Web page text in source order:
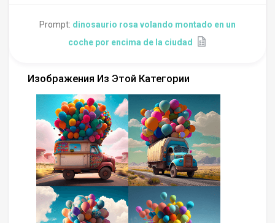
Prompt: dinosaurio rosa volando montado en un
coche por encima de la ciudad
Изображения Из Этой Категории